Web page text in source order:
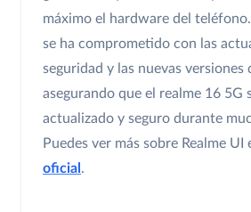
máximo el hardware del
se ha comprometido con las
seguridad y las nuevas versiones
asegurando que el realme 16 5G
actualizado y seguro durante
Puedes ver más sobre Realme
oficial .